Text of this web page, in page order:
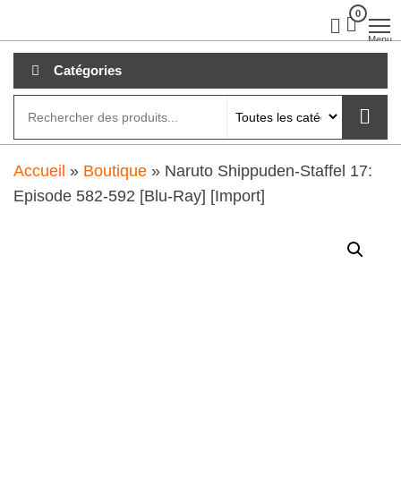
au
contenu
0
Menu
Catégories
Accueil » Boutique » Naruto Shippuden-Staffel 17:
Episode 582-592 [Blu-Ray] [Import]